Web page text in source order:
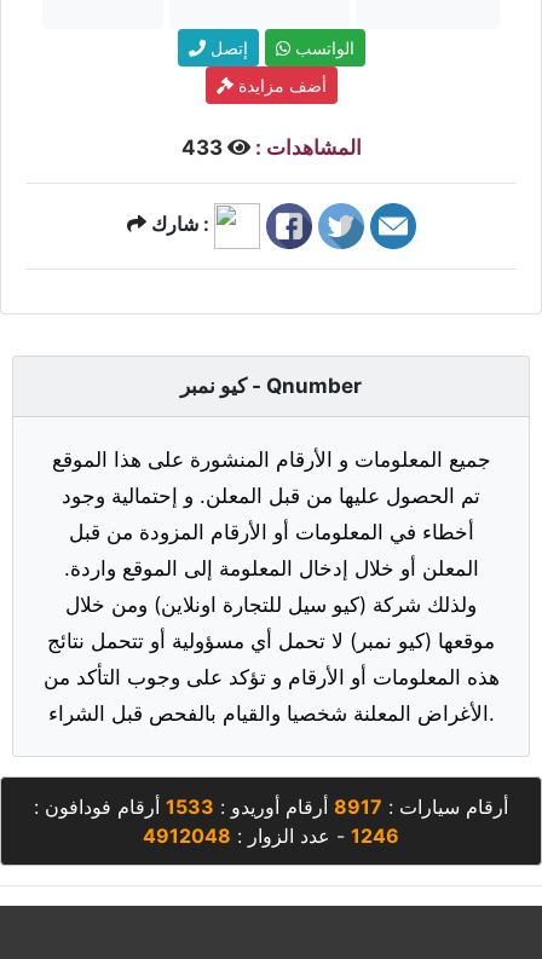
إتصل
الواتسب
أضف مزايدة
المشاهدات : 433
شارك :
كيو نمبر - Qnumber
جميع المعلومات و الأرقام المنشورة على هذا الموقع
تم الحصول عليها من قبل المعلن. و إحتمالية وجود
أخطاء في المعلومات أو الأرقام المزودة من قبل
المعلن أو خلال إدخال المعلومة إلى الموقع واردة.
ولذلك شركة (كيو سيل للتجارة اونلاين) ومن خلال
موقعها (كيو نمبر) لا تحمل أي مسؤولية أو تتحمل نتائج
هذه المعلومات أو الأرقام و تؤكد على وجوب التأكد من
الأغراض المعلنة شخصيا والقيام بالفحص قبل الشراء.
أرقام سيارات : 8917 أرقام أوريدو : 1533 أرقام فودافون :
1246 - عدد الزوار : 4912048